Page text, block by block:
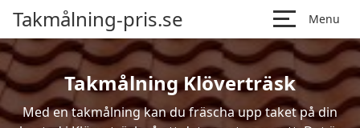
Takmålning-pris.se Menu
Takmålning Klöverträsk
Med en takmålning kan du fräscha upp taket på din